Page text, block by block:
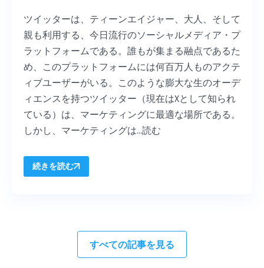
ツイッターは、ティーンエイジャー、大人、そして
親も利用する、今日流行のソーシャルメディア・プ
ラットフォームである。誰もが集まる融点であるた
め、このプラットフォームには何百万人ものアクテ
ィブユーザーがいる。このような膨大な生のオーデ
ィエンスを持つツイッター（現在はXとして知られ
ている）は、マーケティングに最適な場所である。
しかし、マーケティングは...読む
続きを読む
すべての記事を見る